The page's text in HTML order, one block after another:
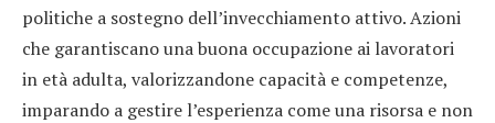
politiche a sostegno dell’invecchiamento attivo. Azioni
che garantiscano una buona occupazione ai lavoratori
in età adulta, valorizzandone capacità e competenze,
imparando a gestire l’esperienza come una risorsa e non